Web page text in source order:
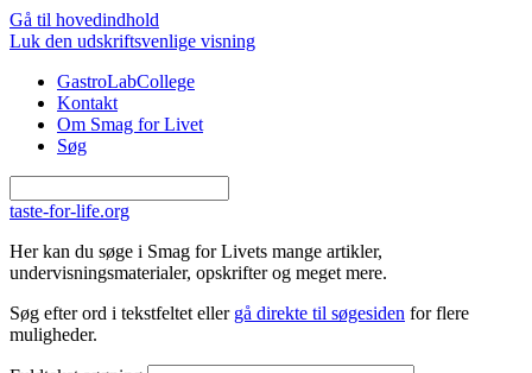
Gå til hovedindhold
Luk den udskriftsvenlige visning
GastroLabCollege
Kontakt
Om Smag for Livet
Søg
taste-for-life.org
Her kan du søge i Smag for Livets mange artikler,
undervisningsmaterialer, opskrifter og meget mere.
Søg efter ord i tekstfeltet eller gå direkte til søgesiden for flere
muligheder.